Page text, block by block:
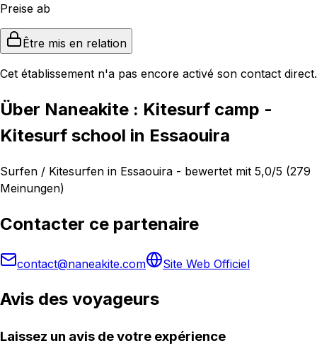
Preise ab
Être mis en relation
Cet établissement n'a pas encore activé son contact direct.
Über Naneakite : Kitesurf camp -
Kitesurf school in Essaouira
Surfen / Kitesurfen in Essaouira - bewertet mit 5,0/5 (279
Meinungen)
Contacter ce partenaire
contact@naneakite.com Site Web Officiel
Avis des voyageurs
Laissez un avis de votre expérience